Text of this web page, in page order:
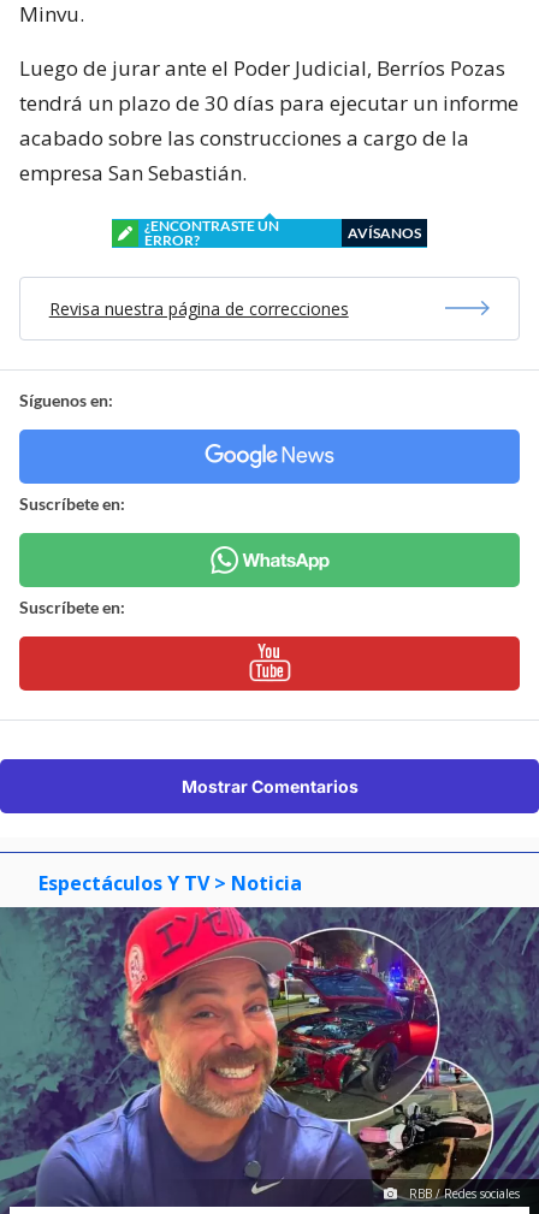
Minvu.
Luego de jurar ante el Poder Judicial, Berríos Pozas
tendrá un plazo de 30 días para ejecutar un informe
acabado sobre las construcciones a cargo de la
empresa San Sebastián.
¿ENCONTRASTE UN
ERROR?
AVÍSANOS
Revisa nuestra página de correcciones
Síguenos en:
Suscríbete en:
Suscríbete en:
Mostrar Comentarios
Espectáculos Y TV > Noticia
RBB / Redes sociales